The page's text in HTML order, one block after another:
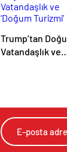
Trump’tan
Vatandaşlık ve